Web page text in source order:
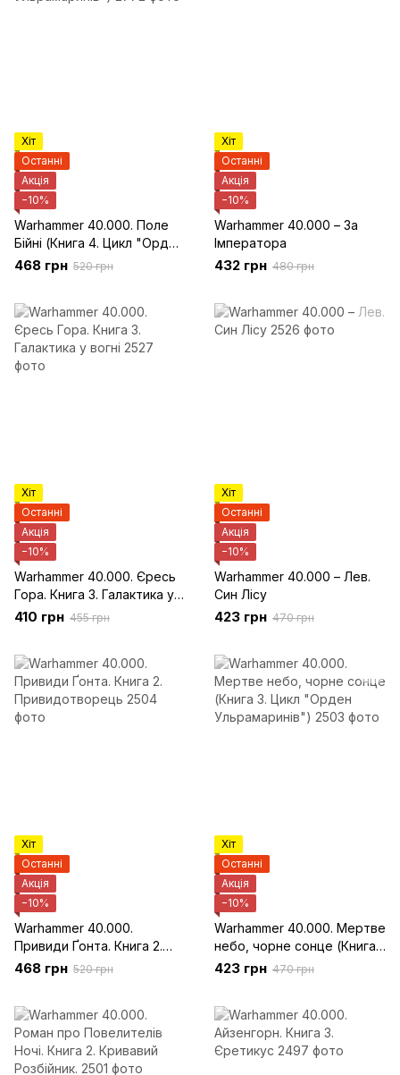
Хіт
Останні
Акція
−10%
Warhammer 40.000. Поле
Бійні (Книга 4. Цикл "Орден
Ульрамаринів")
468 грн 520 грн
Хіт
Останні
Акція
−10%
Warhammer 40.000 – За
Імператора
432 грн 480 грн
Хіт
Останні
Акція
−10%
Warhammer 40.000. Єресь
Гора. Книга 3. Галактика у
вогні
410 грн 455 грн
Хіт
Останні
Акція
−10%
Warhammer 40.000 – Лев.
Син Лісу
423 грн 470 грн
Хіт
Останні
Акція
−10%
Warhammer 40.000.
Привиди Ґонта. Книга 2.
Привидотворець
468 грн 520 грн
Хіт
Останні
Акція
−10%
Warhammer 40.000. Мертве
небо, чорне сонце (Книга
3. Цикл "Орден
423 грн 470 грн